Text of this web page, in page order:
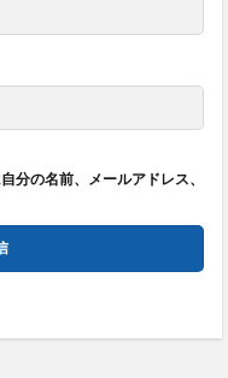
分の名前、メールアドレス、